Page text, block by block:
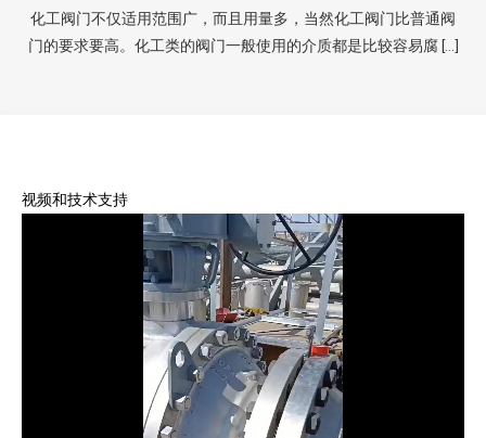
化工阀门不仅适用范围广，而且用量多，当然化工阀门比普通阀
门的要求要高。化工类的阀门一般使用的介质都是比较容易腐 […]
视频和技术支持